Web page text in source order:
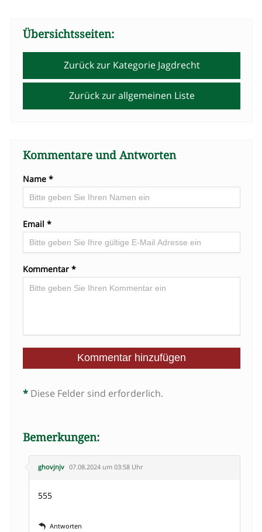
Übersichtsseiten:
Zurück zur Kategorie Jagdrecht
Zurück zur allgemeinen Liste
Kommentare und Antworten
Name *
Email *
Kommentar *
*Diese Felder sind erforderlich.
Bemerkungen:
ghovjnjv 07.08.2024 um 03:58 Uhr
555
Antworten